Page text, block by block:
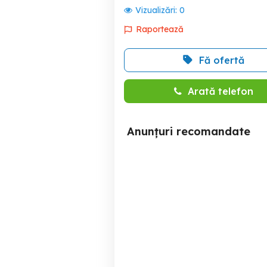
Vizualizări: 0
Raportează
Fă ofertă
Arată telefon
Anunțuri recomandate